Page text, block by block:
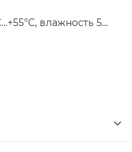
влажность 5…